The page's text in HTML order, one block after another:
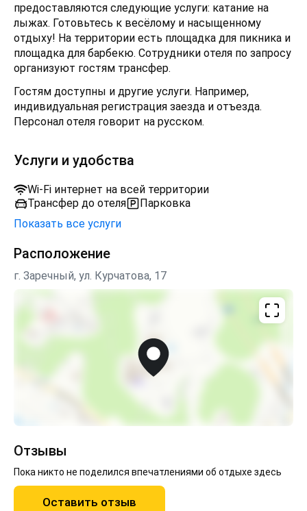
предоставляются следующие услуги: катание на
лыжах. Готовьтесь к весёлому и насыщенному
отдыху! На территории есть площадка для пикника и
площадка для барбекю. Сотрудники отеля по запросу
организуют гостям трансфер.
Гостям доступны и другие услуги. Например,
индивидуальная регистрация заезда и отъезда.
Персонал отеля говорит на русском.
Услуги и удобства
Wi-Fi интернет на всей территории
Трансфер до отеля
Парковка
Показать все услуги
Расположение
г. Заречный, ул. Курчатова, 17
Отзывы
Пока никто не поделился впечатлениями об отдыхе здесь
Оставить отзыв